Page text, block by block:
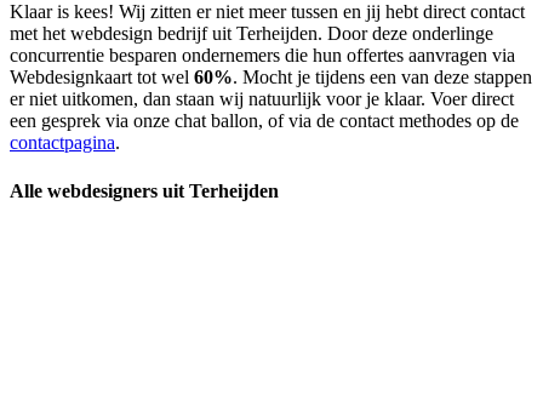
Klaar is kees! Wij zitten er niet meer tussen en jij hebt direct contact
met het webdesign bedrijf uit Terheijden. Door deze onderlinge
concurrentie besparen ondernemers die hun offertes aanvragen via
Webdesignkaart tot wel 60%. Mocht je tijdens een van deze stappen
er niet uitkomen, dan staan wij natuurlijk voor je klaar. Voer direct
een gesprek via onze chat ballon, of via de contact methodes op de
contactpagina.
Alle webdesigners uit Terheijden